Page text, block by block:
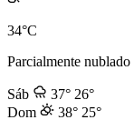
34°C
Parcialmente nublado
Sáb 37° 26°
Dom
38° 25°